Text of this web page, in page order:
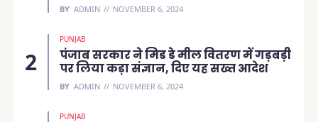
BY ADMIN NOVEMBER 6, 2024
PUNJAB
पंजाब सरकार ने मिड डे मील वितरण में गड़बड़ी
पर लिया कड़ा संज्ञान, दिए यह सख्त आदेश
BY ADMIN NOVEMBER 6, 2024
PUNJAB